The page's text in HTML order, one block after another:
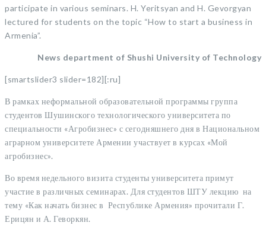
participate in various seminars. H. Yeritsyan and H. Gevorgyan
lectured for students on the topic “How to start a business in
Armenia”.
News department of Shushi University of Technology
[smartslider3 slider=182][:ru]
В рамках неформальной образовательной программы группа
студентов Шушинского технологического университета по
специальности «Агробизнес» с сегодняшнего дня в Национальном
аграрном университете Армении участвует в курсах «Мой
агробизнес».
Во время недельного визита студенты университета примут
участие в различных семинарах. Для студентов ШТУ лекцию на
тему «Как начать бизнес в Республике Армения» прочитали Г.
Ерицян и А. Геворкян.